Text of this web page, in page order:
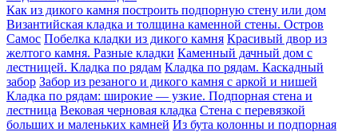
Как из дикого камня построить подпорную стену или дом
Византийская кладка и толщина каменной стены. Остров
Самос Побелка кладки из дикого камня Красивый двор из
желтого камня. Разные кладки Каменный дачный дом с
лестницей. Кладка по рядам Кладка по рядам. Каскадный
забор Забор из резаного и дикого камня с аркой и нишей
Кладка по рядам: широкие — узкие. Подпорная стена и
лестница Вековая черновая кладка Стена с перевязкой
больших и маленьких камней Из бута колонны и подпорная